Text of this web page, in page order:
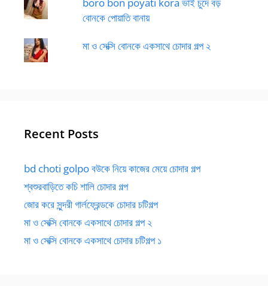
বোনকে পোয়াতি বানায়
মা ও সেক্সি বোনকে একসাথে চোদার গল্প ২
Recent Posts
bd choti golpo বউকে নিয়ে কাজের মেয়ে চোদার গল্প
শ্বশুরবাড়িতে কচি শালি চোদার গল্প
জোর করে সুন্দরী গার্লফ্রেন্ডকে চোদার চটিগল্প
মা ও সেক্সি বোনকে একসাথে চোদার গল্প ২
মা ও সেক্সি বোনকে একসাথে চোদার চটিগল্প ১